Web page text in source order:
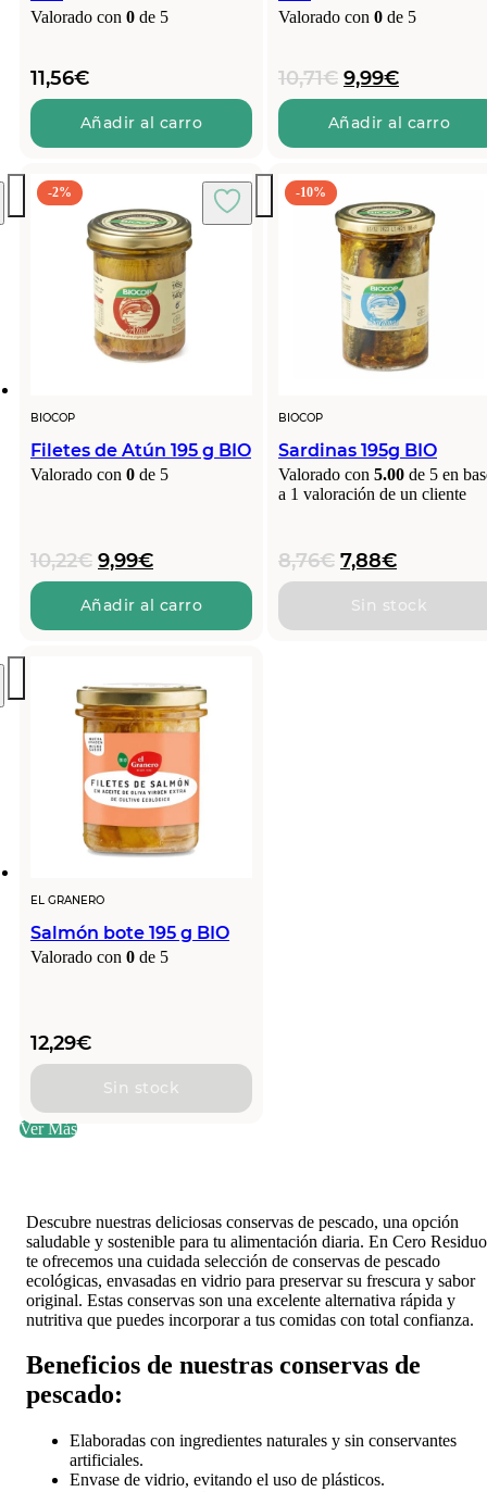
Valorado con 0 de 5
11,56€
Añadir al carro
Valorado con 0 de 5
10,71€ El
precio
original
era:
9,99€El
precio
actual
es:
Añadir al carro
-2%
BIOCOP
Filetes de Atún 195 g BIO
Valorado con 0 de 5
10,22€ El
precio
original
era:
9,99€El
precio
actual
es:
Añadir al carro
-10%
BIOCOP
Sardinas 195g BIO
Valorado con 5.00 de 5 en
a 1 valoración de un cliente
8,76€ El
precio
original
era:
7,88€El
precio
actual
es:
Sin stock
EL GRANERO
Salmón bote 195 g BIO
Valorado con 0 de 5
12,29€
Sin stock
Ver Más
Descubre nuestras deliciosas conservas de pescado, una opción
saludable y sostenible para tu alimentación diaria. En Cero
te ofrecemos una cuidada selección de conservas de pescado
ecológicas, envasadas en vidrio para preservar su frescura y sabor
original. Estas conservas son una excelente alternativa rápida y
nutritiva que puedes incorporar a tus comidas con total confianza.
Beneficios de nuestras conservas de
pescado:
Elaboradas con ingredientes naturales y sin conservantes
artificiales.
Envase de vidrio, evitando el uso de plásticos.